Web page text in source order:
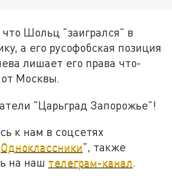
Шольц "заигрался" в
а его русофобская позиция
лишает его права что-
Москвы.
"Царьград Запорожье"!
к нам в соцсетях
Одноклассники", также
на наш телеграм-канал.